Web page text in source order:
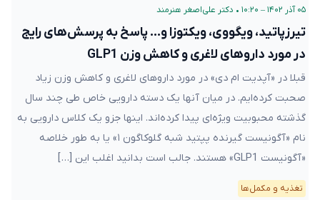
۰۵ آذر ۱۴۰۲ – ۱۰:۲۰ • دکتر علی‌اصغر هنرمند
تیرزپاتید، ویگووی، ویکتوزا و… پاسخ به پرسش‌های رایج
در مورد داروهای لاغری و کاهش وزن GLP1
قبلا در «آپدیت ام دی» در مورد داروهای لاغری و کاهش وزن زیاد
صحبت کرده‌ایم. در میان آنها یک دسته دارویی خاص طی چند سال
گذشته محبوبیت ویژه‌ای پیدا کرده‌اند. اینها جزو یک کلاس دارویی به
نام «آگونیست گیرنده پپتید شبه گلوکاگون ۱» یا به طور خلاصه
«آگونیست GLP1» هستند. جالب است بدانید اغلب این […]
تغذیه و مکمل‌ها